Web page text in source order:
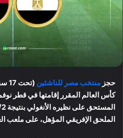
حجز منتخب مصر للناشئين
كأس العالم المقرر إقامتها في قطر
الملحق الإفريقي المؤهل، على ملعب